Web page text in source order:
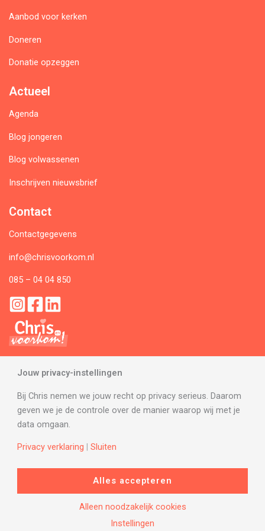
Aanbod voor kerken
Doneren
Donatie opzeggen
Actueel
Agenda
Blog jongeren
Blog volwassenen
Inschrijven nieuwsbrief
Contact
Contactgegevens
info@chrisvoorkom.nl
085 – 04 04 850
© 2026 Chris Voorkom
Jouw privacy-instellingen
Bij Chris nemen we jouw recht op privacy serieus. Daarom
geven we je de controle over de manier waarop wij met je
data omgaan.
Privacy verklaring |Sluiten
Alles accepteren
Alleen noodzakelijk cookies
Instellingen